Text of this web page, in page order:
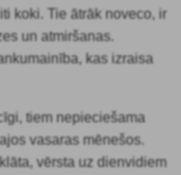
koki. Tie ātrāk noveco, ir
un atmiršanas.
kas izraisa
tiem nepieciešama
vasaras mēnešos.
vērsta uz dienvidiem